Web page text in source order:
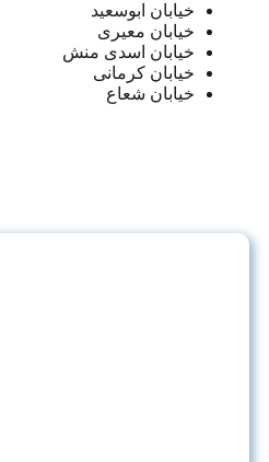
خیابان ابوسعید
خیابان معیری
خیابان اسدی منش
خیابان کرمانی
خیابان شعاع